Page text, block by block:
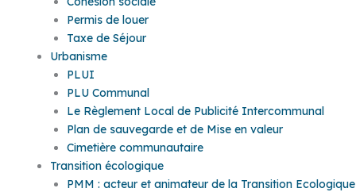
Permis de louer
Taxe de Séjour
Urbanisme
PLUI
PLU Communal
Le Règlement Local de Publicité Intercommunal
Plan de sauvegarde et de Mise en valeur
Cimetière communautaire
Transition écologique
PMM : acteur et animateur de la Transition Ecologique